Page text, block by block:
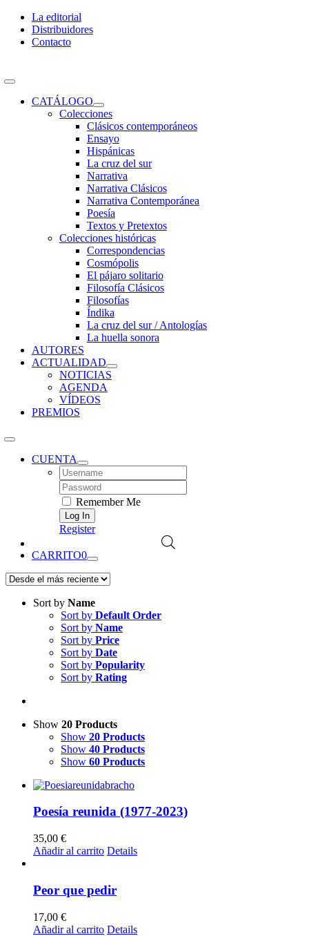
Skip
content
La editorial
Distribuidores
Contacto
Toggle
NavigationCATÁLOGO
Colecciones
Clásicos contemporáneos
Ensayo
Hispánicas
La cruz del sur
Narrativa
Narrativa Clásicos
Narrativa Contemporánea
Poesía
Textos y Pretextos
Colecciones históricas
Correspondencias
Cosmópolis
El pájaro solitario
Filosofía Clásicos
Filosofías
Índika
La cruz del sur / Antologías
La huella sonora
AUTORES
ACTUALIDAD
NOTICIAS
AGENDA
VÍDEOS
PREMIOS
CUENTA
Username:
Password:
Remember Me
Register
CARRITO0
Sort by Name
Sort by Default Order
Sort by Name
Sort by Price
Sort by Date
Sort by Popularity
Sort by Rating
Show 20 Products
Show 20 Products
Show 40 Products
Show 60 Products
Poesía reunida (1977-2023)
35,00 €
Añadir al carrito Details
Peor que pedir
17,00 €
Añadir al carrito Details